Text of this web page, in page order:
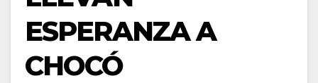
ESPERANZA A
CHOCÓ